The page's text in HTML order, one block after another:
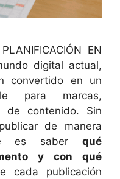
EN
digital actual,
convertido en un
para marcas,
de contenido. Sin
de manera
es saber qué
y con qué
cada publicación